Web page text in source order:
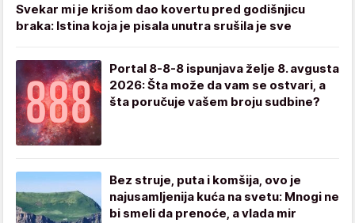
Svekar mi je krišom dao kovertu pred godišnjicu
braka: Istina koja je pisala unutra srušila je sve
Portal 8-8-8 ispunjava želje 8. avgusta
2026: Šta može da vam se ostvari, a
šta poručuje vašem broju sudbine?
Bez struje, puta i komšija, ovo je
najusamljenija kuća na svetu: Mnogi ne
bi smeli da prenoće, a vlada mir